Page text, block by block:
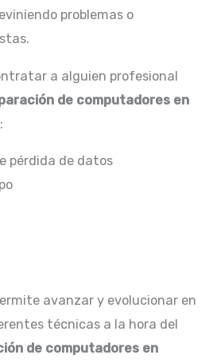
problemas o
a alguien profesional
de computadores en
pérdida de datos
avanzar y evolucionar en
técnicas a la hora del
de computadores en